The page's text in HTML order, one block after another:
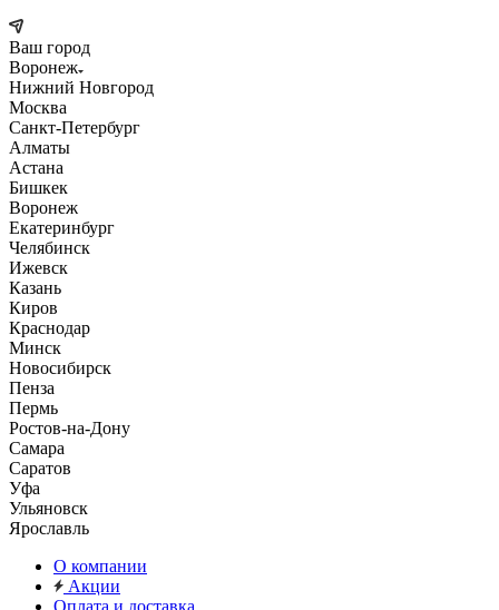
Ваш город
Воронеж
Нижний Новгород
Москва
Санкт-Петербург
Алматы
Астана
Бишкек
Воронеж
Екатеринбург
Челябинск
Ижевск
Казань
Киров
Краснодар
Минск
Новосибирск
Пенза
Пермь
Ростов-на-Дону
Самара
Саратов
Уфа
Ульяновск
Ярославль
О компании
Акции
Оплата и доставка